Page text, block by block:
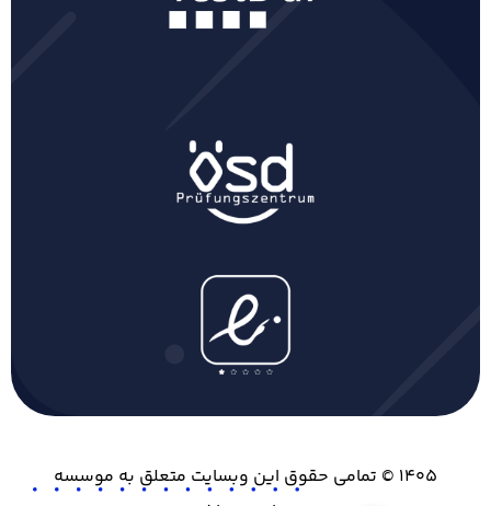
۱۴۰۵ © تمامی حقوق این وبسایت متعلق به موسسه